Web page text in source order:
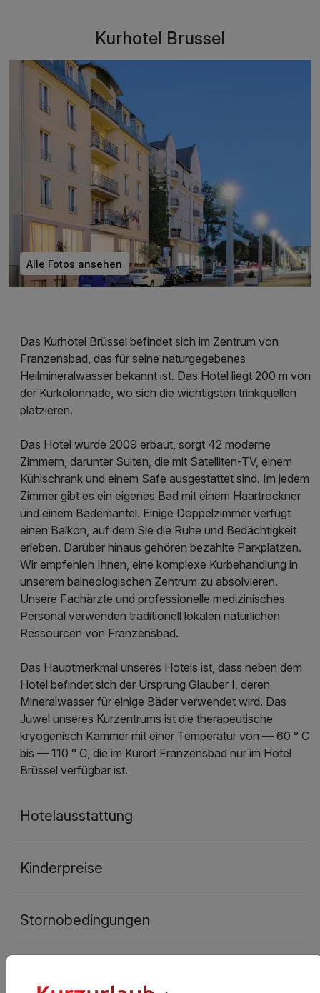
Kurhotel Brussel
Alle Fotos ansehen
Das Kurhotel Brüssel befindet sich im Zentrum von
Franzensbad, das für seine naturgegebenes
Heilmineralwasser bekannt ist. Das Hotel liegt 200 m von
der Kurkolonnade, wo sich die wichtigsten trinkquellen
platzieren.
Das Hotel wurde 2009 erbaut, sorgt 42 moderne
Zimmern, darunter Suiten, die mit Satelliten-TV, einem
Kühlschrank und einem Safe ausgestattet sind. Im jedem
Zimmer gibt es ein eigenes Bad mit einem Haartrockner
und einem Bademantel. Einige Doppelzimmer verfügt
einen Balkon, auf dem Sie die Ruhe und Bedächtigkeit
erleben. Darüber hinaus gehören bezahlte Parkplätzen.
Wir empfehlen Ihnen, eine komplexe Kurbehandlung in
unserem balneologischen Zentrum zu absolvieren.
Unsere Fachärzte und professionelle medizinisches
Personal verwenden traditionell lokalen natürlichen
Ressourcen von Franzensbad.
Das Hauptmerkmal unseres Hotels ist, dass neben dem
Hotel befindet sich der Ursprung Glauber I, deren
Mineralwasser für einige Bäder verwendet wird. Das
Juwel unseres Kurzentrums ist die therapeutische
kryogenisch Kammer mit einer Temperatur von — 60 ° C
bis — 110 ° C, die im Kurort Franzensbad nur im Hotel
Brüssel verfügbar ist.
Hotelausstattung
Kinderpreise
Stornobedingungen